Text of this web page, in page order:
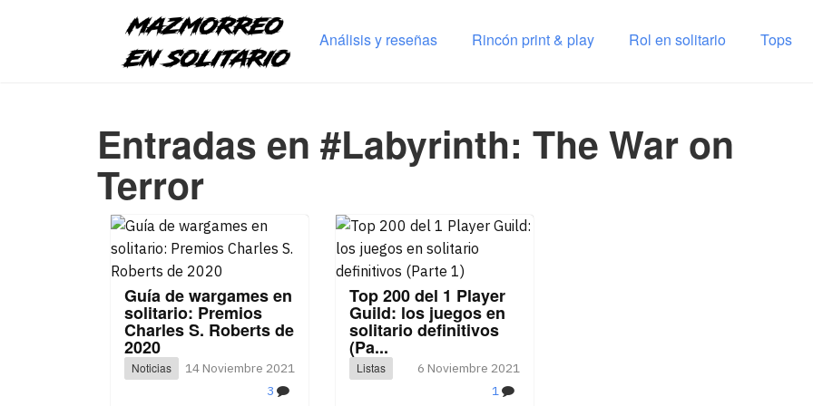
Análisis y reseñas Rincón print & play Rol en solitario Tops
Entradas en #Labyrinth: The War on
Terror
Guía de wargames en
solitario: Premios
Charles S. Roberts de
2020
Noticias
14 Noviembre 2021
3
Top 200 del 1 Player
Guild: los juegos en
solitario definitivos
(Pa...
Listas
6 Noviembre 2021
1